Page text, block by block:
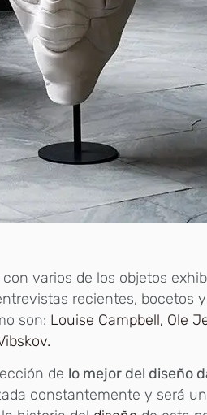
varios de los objetos
recientes, bocetos
son: Louise Campbell, Ole
de lo mejor del diseño
constantemente y será